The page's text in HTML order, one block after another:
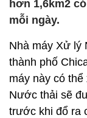
hơn 1,6km2
mỗi ngày.
Nhà máy Xử lý
thành phố
máy này có
Nước thải sẽ
trước khi đổ ra